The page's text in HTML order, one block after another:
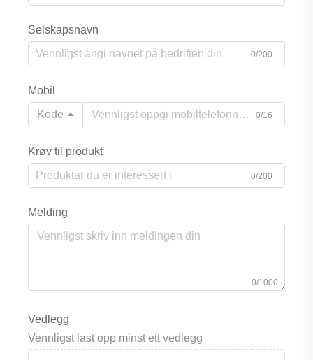
Selskapsnavn
0/200
Mobil
Kode
0/16
Krøv til produkt
0/200
Melding
0/1000
Vedlegg
Vennligst last opp minst ett vedlegg